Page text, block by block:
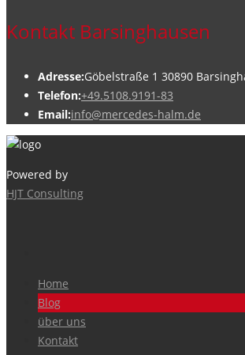
Kontakt Barsinghausen
Adresse:Göbelstraße 1 30890
Telefon:+49.5108.9191-83
Email:info@mercedes-halm.de
Powered by
HJT Consulting
Home
Blog
über uns
Kontakt